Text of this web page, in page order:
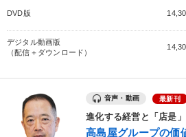
デ
経営音声・動画を探す
DVD版
デジタル動画版
（配信＋ダウンロード）
音声・動画 最新刊
進化する経営と「店是
高島屋グループの価